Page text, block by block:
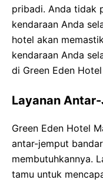
pribadi. Anda tidak
kendaraan Anda
hotel akan
kendaraan Anda
di Green Eden
Layanan
Green Eden Hotel
antar-jemput
membutuhkannya.
tamu untuk